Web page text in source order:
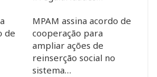
de
MPAM assina acordo de
cooperação para
ampliar ações de
reinserção social no
sistema…